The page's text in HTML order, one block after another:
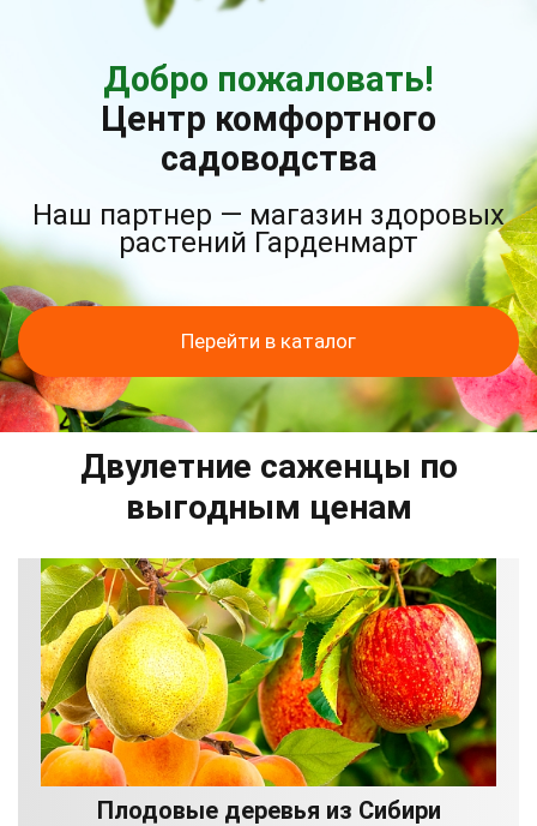
Добро пожаловать!
Центр комфортного
садоводства
Наш партнер — магазин здоровых
растений Гарденмарт
Перейти в каталог
Двулетние саженцы по
выгодным ценам
Плодовые деревья из Сибири